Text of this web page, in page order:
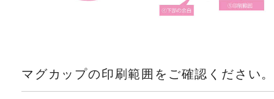
マグカップの印刷範囲をご確認ください